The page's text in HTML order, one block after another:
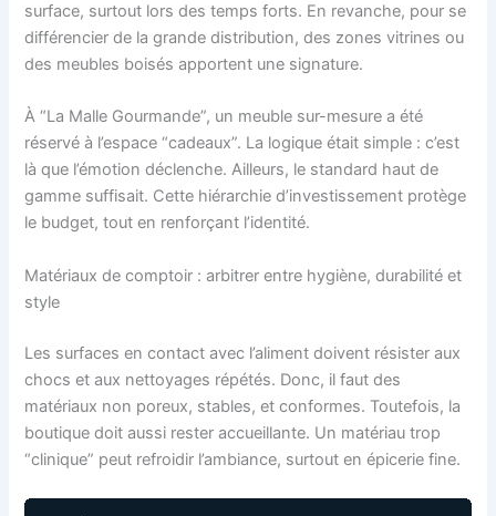
surface, surtout lors des temps forts. En revanche, pour se
différencier de la grande distribution, des zones vitrines ou
des meubles boisés apportent une signature.
À “La Malle Gourmande”, un meuble sur-mesure a été
réservé à l’espace “cadeaux”. La logique était simple : c’est
là que l’émotion déclenche. Ailleurs, le standard haut de
gamme suffisait. Cette hiérarchie d’investissement protège
le budget, tout en renforçant l’identité.
Matériaux de comptoir : arbitrer entre hygiène, durabilité et
style
Les surfaces en contact avec l’aliment doivent résister aux
chocs et aux nettoyages répétés. Donc, il faut des
matériaux non poreux, stables, et conformes. Toutefois, la
boutique doit aussi rester accueillante. Un matériau trop
“clinique” peut refroidir l’ambiance, surtout en épicerie fine.